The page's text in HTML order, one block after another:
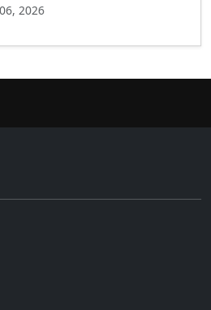
2026